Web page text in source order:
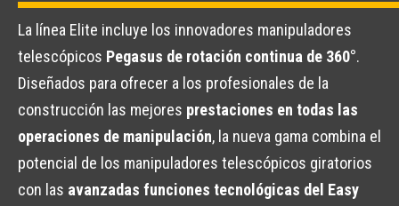
La línea Elite incluye los innovadores manipuladores
telescópicos Pegasus de rotación continua de 360°.
Diseñados para ofrecer a los profesionales de la
construcción las mejores prestaciones en todas las
operaciones de manipulación, la nueva gama combina el
potencial de los manipuladores telescópicos giratorios
con las avanzadas funciones tecnológicas del Easy